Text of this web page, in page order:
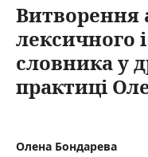
Витворення
лексичного
словника у
практиці
Олена Бондарева